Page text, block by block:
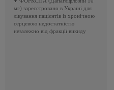
мг) зареєстровано в Україні для
лікування пацієнтів із хронічною
серцевою недостатністю
незалежно від фракції викиду